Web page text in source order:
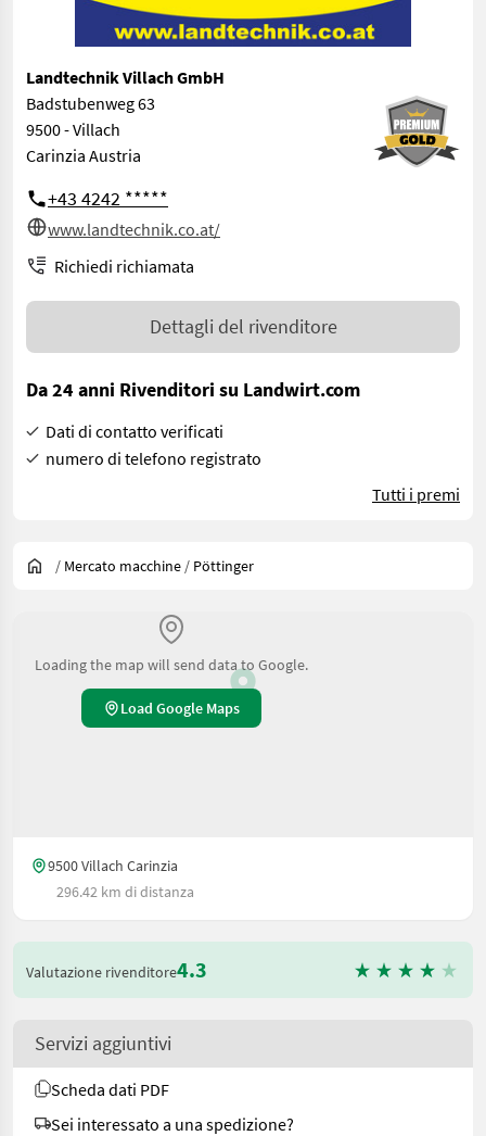
Landtechnik Villach GmbH
Badstubenweg 63
9500 - Villach
Carinzia Austria
+43 4242 *****
www.landtechnik.co.at/
Richiedi richiamata
Dettagli del rivenditore
Da 24 anni Rivenditori su Landwirt.com
Dati di contatto verificati
numero di telefono registrato
Tutti i premi
/ Mercato macchine / Pöttinger
Loading the map will send data to Google.
Load Google Maps
9500 Villach Carinzia
296.42 km di distanza
Valutazione rivenditore4.3
Servizi aggiuntivi
Scheda dati PDF
Sei interessato a una spedizione?